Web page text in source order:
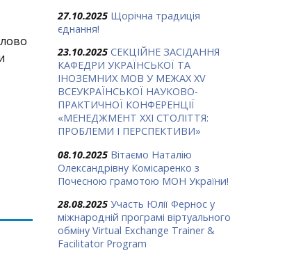
27.10.2025 Щорічна традиція
єднання!
23.10.2025 СЕКЦІЙНЕ ЗАСІДАННЯ
КАФЕДРИ УКРАЇНСЬКОЇ ТА
ІНОЗЕМНИХ МОВ У МЕЖАХ ХV
ВСЕУКРАЇНСЬКОЇ НАУКОВО-
ПРАКТИЧНОЇ КОНФЕРЕНЦІЇ
«МЕНЕДЖМЕНТ XXI СТОЛІТТЯ:
ПРОБЛЕМИ І ПЕРСПЕКТИВИ»
08.10.2025 Вітаємо Наталію
Олександрівну Комісаренко з
Почесною грамотою МОН України!
28.08.2025 Участь Юлії Фернос у
міжнародній програмі віртуального
обміну Virtual Exchange Trainer &
Facilitator Program